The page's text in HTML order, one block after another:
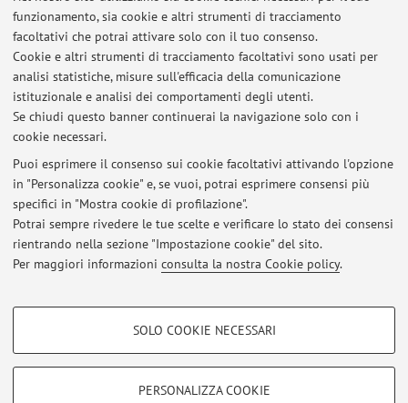
funzionamento, sia cookie e altri strumenti di tracciamento
facoltativi che potrai attivare solo con il tuo consenso.
Cookie e altri strumenti di tracciamento facoltativi sono usati per
analisi statistiche, misure sull'efficacia della comunicazione
istituzionale e analisi dei comportamenti degli utenti.
Se chiudi questo banner continuerai la navigazione solo con i
cookie necessari.
Puoi esprimere il consenso sui cookie facoltativi attivando l'opzione
in "Personalizza cookie" e, se vuoi, potrai esprimere consensi più
specifici in "Mostra cookie di profilazione".
Potrai sempre rivedere le tue scelte e verificare lo stato dei consensi
rientrando nella sezione "Impostazione cookie" del sito.
Per maggiori informazioni consulta la nostra Cookie policy.
COOKIE DI PROFILAZIONE - FACOLTATIVI
SOLO COOKIE NECESSARI
PERSONALIZZA COOKIE
Ultimi avvisi
Sciopero contro il genocidio a Gaza e per i diritti umani
Pubblicato il: 20 settembre 2025
Opportunità di Tesi! Nuovo!!
Pubblicato il: 06 maggio 2024
Esiti prova 9 dicembre Teorie e metodi psicologia di comunità
Pubblicato il: 20 dicembre 2021
Area riservata
Accedi tramiteloginper gestire tutti i contenuti del sito.